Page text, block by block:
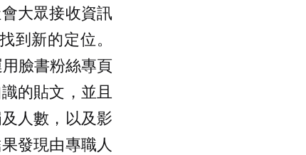
大眾接收資訊
到新的定位。
臉書粉絲專頁
的貼文，並且
人數，以及影
發現由專職人